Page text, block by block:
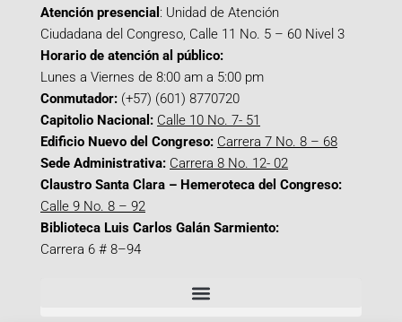
Atención presencial : Unidad de Atención
Ciudadana del Congreso, Calle 11 No. 5 – 60 Nivel 3
Horario de atención al público:
Lunes a Viernes de 8:00 am a 5:00 pm
Conmutador: (+57) (601) 8770720
Capitolio Nacional: Calle 10 No. 7- 51
Edificio Nuevo del Congreso: Carrera 7 No. 8 – 68
Sede Administrativa: Carrera 8 No. 12- 02
Claustro Santa Clara – Hemeroteca del Congreso:
Calle 9 No. 8 – 92
Biblioteca Luis Carlos Galán Sarmiento:
Carrera 6 # 8–94